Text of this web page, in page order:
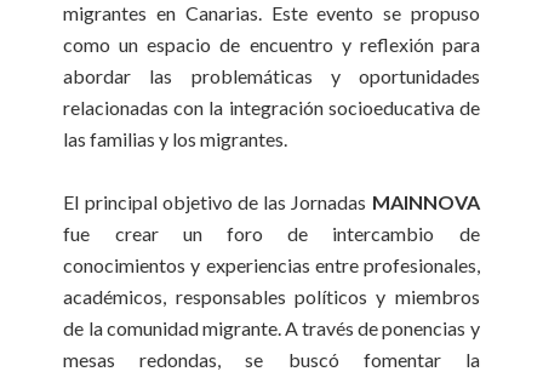
migrantes en Canarias. Este evento se propuso
como un espacio de encuentro y reflexión para
abordar las problemáticas y oportunidades
relacionadas con la integración socioeducativa de
las familias y los migrantes.
El principal objetivo de las Jornadas MAINNOVA
fue crear un foro de intercambio de
conocimientos y experiencias entre profesionales,
académicos, responsables políticos y miembros
de la comunidad migrante. A través de ponencias y
mesas redondas, se buscó fomentar la